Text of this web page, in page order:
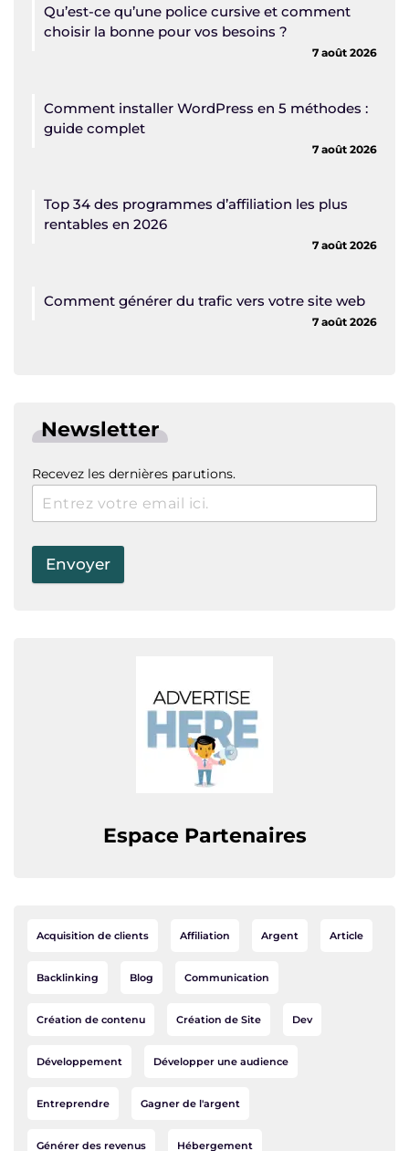
Qu’est-ce qu’une police cursive et comment
choisir la bonne pour vos besoins ?
7 août 2026
Comment installer WordPress en 5 méthodes :
guide complet
7 août 2026
Top 34 des programmes d’affiliation les plus
rentables en 2026
7 août 2026
Comment générer du trafic vers votre site web
7 août 2026
Newsletter
Recevez les dernières parutions.
Espace Partenaires
Acquisition de clients Affiliation Argent Article
Backlinking Blog Communication
Création de contenu Création de Site Dev
Développement Développer une audience
Entreprendre Gagner de l'argent
Générer des revenus Hébergement